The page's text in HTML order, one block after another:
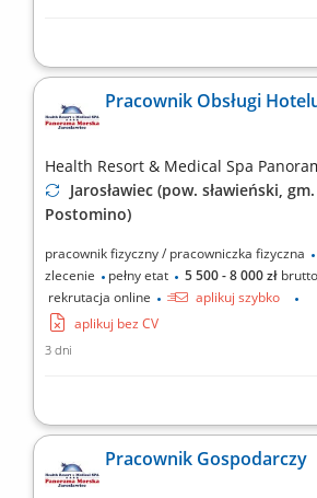
Zakres obowiązków: obsługa klientów w
zewnętrznych; zapewnienie wysokiej jakości
barmańskiej; przestrzeganie przepisów i
Pracownik Obsługi
Health Resort & Medical Spa
Jarosławiec (pow. sławieński, gm.
Postomino)
pracownik fizyczny / pracowniczka fizyczna
zlecenie
pełny etat 5 500 - 8 000 zł
rekrutacja online
aplikuj szybko
aplikuj bez CV
3 dni
Zakres obowiązków: sprzątanie i
pomoc w kuchni, wykonywanie innych zadań
bieżącą obsługą hotelu.
Pracownik Gospodarczy